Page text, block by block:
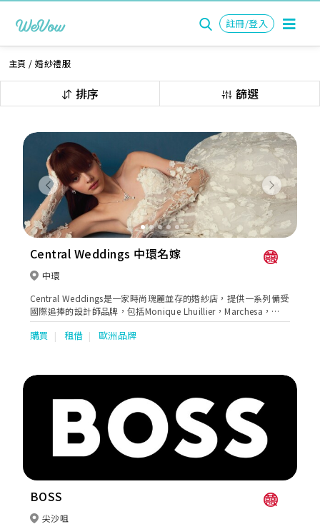
註冊/登入
主頁 /婚紗禮服
排序 篩選
Previous Next
Central Weddings 中環名嫁
中環
Central Weddings是一家時尚瑰麗並存的婚紗店，提供一系列備受
國際追捧的設計師品牌，包括Monique Lhuillier，Marchesa，
Alessandra Rinaudo ，Badgley Mischka及Chana Marelus等。這
裡有最高品質的禮服讓有品味有要求的新娘子打造各色各樣的造
服探索的時光成為她們真正難忘的旅程。
購買 租借 歐洲品牌
BOSS
尖沙咀